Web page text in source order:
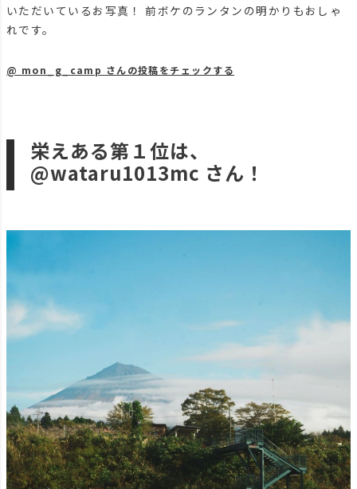
いただいているお写真！ 前ボケのランタンの明かりもおしゃ
れです。
@ mon_g_camp さんの投稿をチェックする
栄えある第１位は、
@wataru1013mc さん！